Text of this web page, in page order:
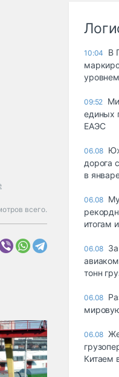
всего.
10:04
В
09:52
единых
ЕАЭС
06.08
дорога
в
06.08
итогам
06.08
тонн
06.08
06.08
Китаем